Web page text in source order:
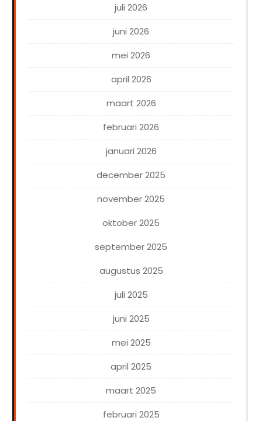
juli 2026
juni 2026
mei 2026
april 2026
maart 2026
februari 2026
januari 2026
december 2025
november 2025
oktober 2025
september 2025
augustus 2025
juli 2025
juni 2025
mei 2025
april 2025
maart 2025
februari 2025